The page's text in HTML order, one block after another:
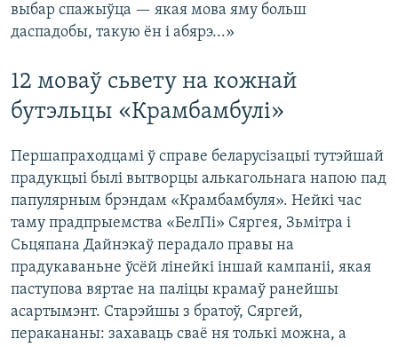
выбар спажыўца — якая мова яму больш
даспадобы, такую ён і абярэ...»
12 моваў сьвету на кожнай
бутэльцы «Крамбамбулі»
Першапраходцамі ў справе беларусізацыі тутэйшай
прадукцыі былі вытворцы алькагольнага напою пад
папулярным брэндам «Крамбамбуля». Нейкі час
таму прадпрыемства «БелПі» Сяргея, Зьмітра і
Сьцяпана Дайнэкаў перадало правы на
прадукаваньне ўсёй лінейкі іншай кампаніі, якая
паступова вяртае на паліцы крамаў ранейшы
асартымэнт. Старэйшы з братоў, Сяргей,
перакананы: захаваць сваё ня толькі можна, а